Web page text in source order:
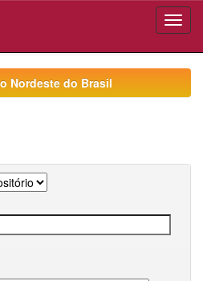
Nordeste do Brasil